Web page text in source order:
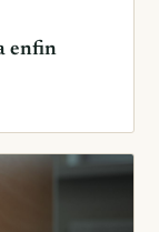
enfin